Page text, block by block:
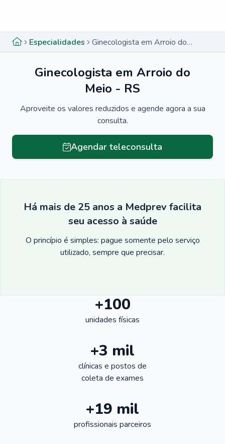
Especialidades Ginecologista em Arroio do Meio - RS
Ginecologista em Arroio do
Meio - RS
Aproveite os valores reduzidos e agende agora a sua
consulta.
Agendar teleconsulta
Há mais de 25 anos a Medprev facilita
seu acesso à saúde
O princípio é simples: pague somente pelo serviço
utilizado, sempre que precisar.
+100
unidades físicas
+3 mil
clínicas e postos de
coleta de exames
+19 mil
profissionais parceiros